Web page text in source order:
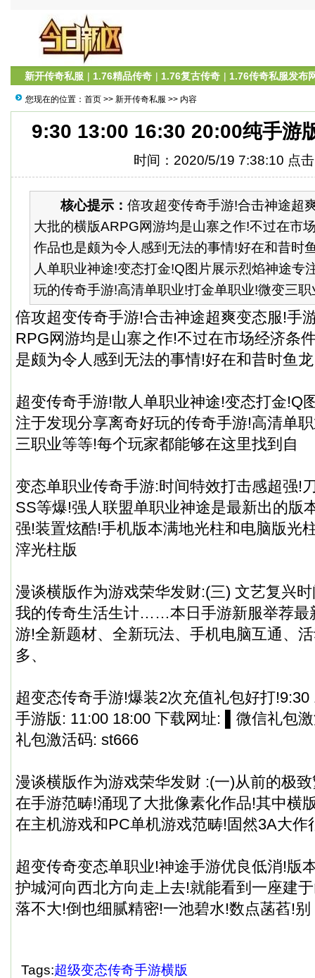
新开传奇私服 | 1.76精品传奇 | 1.76复古传奇 | 1.76传奇私服发布
您现在的位置： 首页 >> 新开传奇私服 >> 内容
9:30 13:00 16:30 20:00纯手游
时间：2020/5/19 7:38:10 点
核心提示： 倍攻超变传奇手游!合击神途超
大批的横版ARPG网游均是山寨之作!不过在市
作品也是颇为令人感到无法的事情!好在和昔时
人单职业神途!变态打金!Q图片展示烈焰神途专
玩的传奇手游!高清单职业!打金单职业!微变三职
倍攻超变传奇手游!合击神途超爽变态服!手
RPG网游均是山寨之作!不过在市场经济条
是颇为令人感到无法的事情!好在和昔时鱼龙
超变传奇手游!散人单职业神途!变态打金!Q
注于发现分享离奇好玩的传奇手游!高清单
三职业等等!每个玩家都能够在这里找到自
变态单职业传奇手游:时间特效打击感超强!
SS等爆!强人联盟单职业神途是最新出的版
强!装置炫酷!手机版本满地光柱和电脑版光
滓光柱版
漫谈横版作为游戏荣华发财:(三) 文艺复兴
我的传奇生活生计……本日手游新服举荐最
游!全新题材、全新玩法、手机电脑互通、
多、
超变态传奇手游!爆装2次充值礼包好打!9:30
手游版: 11:00 18:00 下载网址: ▌微信礼包
礼包激活码: st666
漫谈横版作为游戏荣华发财 :(一)从前的极
在手游范畴!涌现了大批像素化作品!其中横
在主机游戏和PC单机游戏范畴!固然3A大作
超变传奇变态单职业!神途手游优良低消!版
护城河向西北方向走上去!就能看到一座建
落不大!倒也细腻精密!一池碧水!数点菡萏!别
Tags:超级变态传奇手游横版